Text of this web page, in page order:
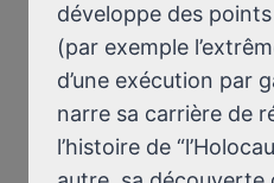
développe des
(par exemple
d’une exécution par
narre sa carrière de
l’histoire de